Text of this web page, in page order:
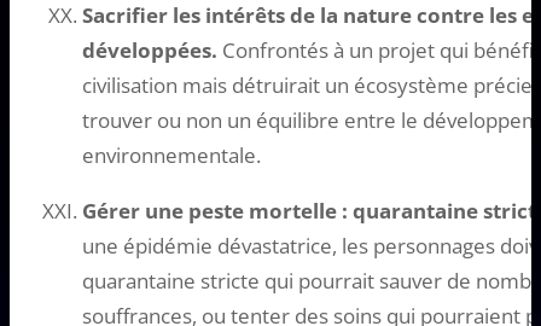
Sacrifier les intérêts de la nature contre les
développées. Confrontés à un projet qui
civilisation mais détruirait un écosystème
trouver ou non un équilibre entre le
environnementale.
Gérer une peste mortelle : quarantaine
une épidémie dévastatrice, les personnages
quarantaine stricte qui pourrait sauver de
souffrances, ou tenter des soins qui pourraient